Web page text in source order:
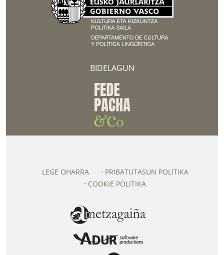
BIDELAGUN
LEGE OHARRA
PRIBATUTASUN POLITIKA
COOKIE POLITIKA